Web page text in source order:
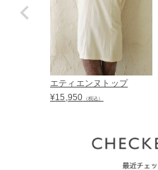
エティエンヌトップ
¥15,950 （税込）